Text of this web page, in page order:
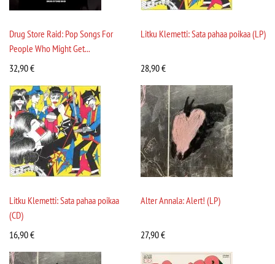
Drug Store Raid: Pop Songs For
People Who Might Get...
32,90€
Litku Klemetti: Sata pahaa poikaa (LP)
28,90€
Litku Klemetti: Sata pahaa poikaa
(CD)
16,90€
Alter Annala: Alert! (LP)
27,90€